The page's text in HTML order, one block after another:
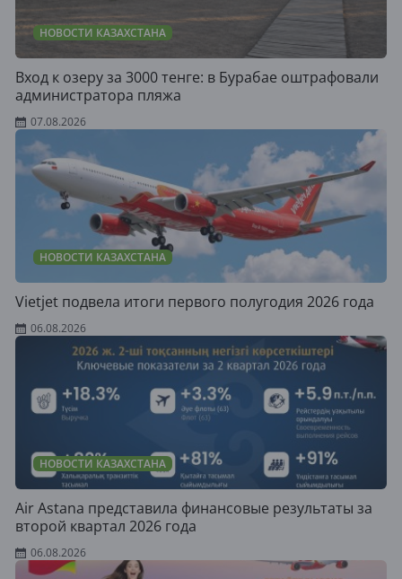
НОВОСТИ КАЗАХСТАНА
Вход к озеру за 3000 тенге: в Бурабае оштрафовали
администратора пляжа
07.08.2026
НОВОСТИ КАЗАХСТАНА
Vietjet подвела итоги первого полугодия 2026 года
06.08.2026
НОВОСТИ КАЗАХСТАНА
Air Astana представила финансовые результаты за
второй квартал 2026 года
06.08.2026